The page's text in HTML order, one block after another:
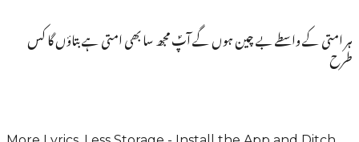
ہر امتی کے واسطے بے چین ہوں گے آپؐ مجھ سا بھی امتی ہے بتاؤں گا کس
طرح